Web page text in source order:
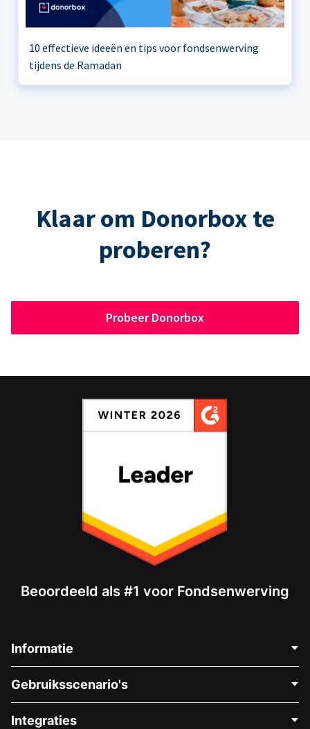
10 effectieve ideeën en tips voor fondsenwerving
tijdens de Ramadan
Klaar om Donorbox te
proberen?
Probeer Donorbox
Beoordeeld als #1 voor Fondsenwerving
Informatie
Over Ons
Gebruiksscenario's
Integraties